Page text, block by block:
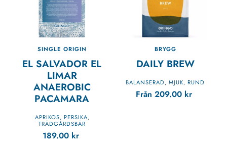
SINGLE ORIGIN
EL SALVADOR EL
LIMAR
ANAEROBIC
PACAMARA
APRIKOS, PERSIKA,
TRÄDGÅRDSBÄR
189.00 kr
BRYGG
DAILY BREW
BALANSERAD, MJUK, RUND
Från 209.00 kr